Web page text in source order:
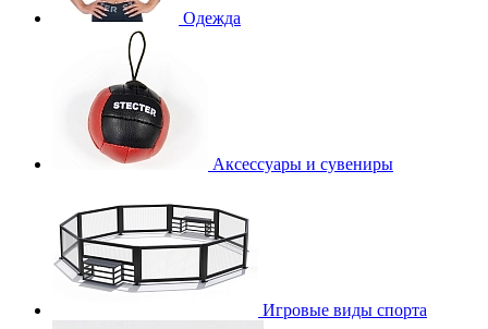
Одежда
Аксессуары и сувениры
Игровые виды спорта